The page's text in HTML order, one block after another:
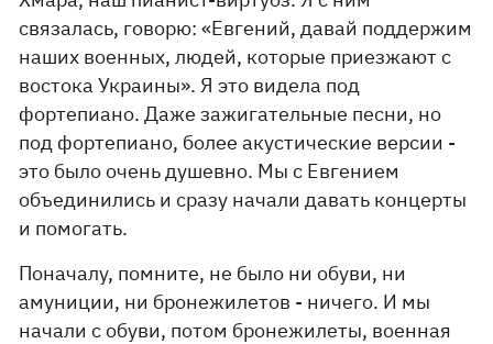
связалась, говорю: «Евгений, давай поддержим
наших военных, людей, которые приезжают с
востока Украины». Я это видела под
фортепиано. Даже зажигательные песни, но
под фортепиано, более акустические версии -
это было очень душевно. Мы с Евгением
объединились и сразу начали давать концерты
и помогать.
Поначалу, помните, не было ни обуви, ни
амуниции, ни бронежилетов - ничего. И мы
начали с обуви, потом бронежилеты, военная